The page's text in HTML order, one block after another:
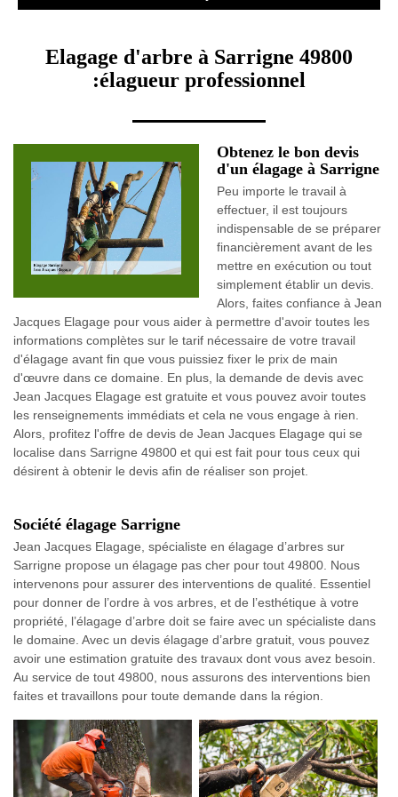
Elagage d'arbre à Sarrigne 49800
:élagueur professionnel
Obtenez le bon devis
d'un élagage à Sarrigne
Peu importe le travail à
effectuer, il est toujours
indispensable de se préparer
financièrement avant de les
mettre en exécution ou tout
simplement établir un devis.
Alors, faites confiance à Jean
Jacques Elagage pour vous aider à permettre d'avoir toutes les
informations complètes sur le tarif nécessaire de votre travail
d'élagage avant fin que vous puissiez fixer le prix de main
d'œuvre dans ce domaine. En plus, la demande de devis avec
Jean Jacques Elagage est gratuite et vous pouvez avoir toutes
les renseignements immédiats et cela ne vous engage à rien.
Alors, profitez l'offre de devis de Jean Jacques Elagage qui se
localise dans Sarrigne 49800 et qui est fait pour tous ceux qui
désirent à obtenir le devis afin de réaliser son projet.
Société élagage Sarrigne
Jean Jacques Elagage, spécialiste en élagage d’arbres sur
Sarrigne propose un élagage pas cher pour tout 49800. Nous
intervenons pour assurer des interventions de qualité. Essentiel
pour donner de l’ordre à vos arbres, et de l’esthétique à votre
propriété, l’élagage d’arbre doit se faire avec un spécialiste dans
le domaine. Avec un devis élagage d’arbre gratuit, vous pouvez
avoir une estimation gratuite des travaux dont vous avez besoin.
Au service de tout 49800, nous assurons des interventions bien
faites et travaillons pour toute demande dans la région.